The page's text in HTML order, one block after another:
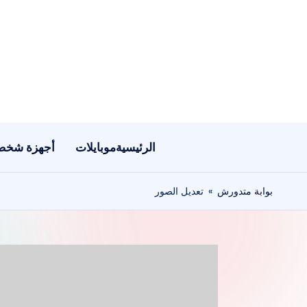
الرئيسيةموبايلات أجهزة
بوابة متدورش » تعديل الصور